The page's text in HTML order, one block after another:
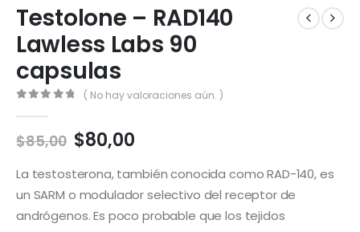
Testolone – RAD140
Lawless Labs 90
capsulas
( No hay valoraciones aún. )
$85,00 El
precio
original
era:
$85,00.
$80,00El
actual
es:
$80,00.
La testosterona, también conocida como RAD-140, es
un SARM o modulador selectivo del receptor de
andrógenos. Es poco probable que los tejidos